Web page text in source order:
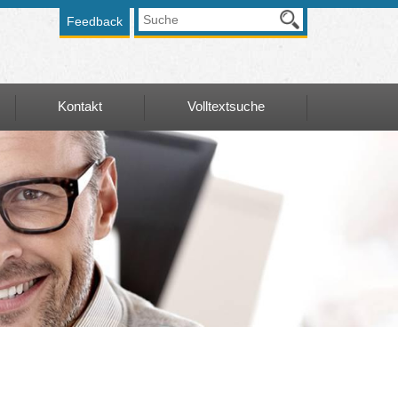
Feedback
Kontakt
Kontakt
Kontaktformular
Anfahrt Graz
Anfahrt Wien
Volltextsuche
Volltextsuche